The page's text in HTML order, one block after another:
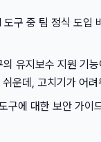
구 중 팀 정식 도입
유지보수 지원 기능
운데, 고치기가 어려
구에 대한 보안 가이